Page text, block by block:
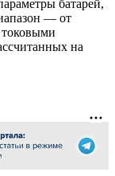
батарей,
— от
на